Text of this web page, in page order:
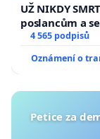
UŽ NIKDY
poslancům a
aby se
4 565 podpisů
Oznámení o
Petice za